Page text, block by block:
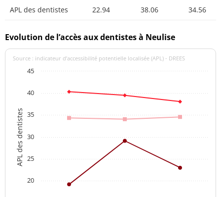
APL des dentistes 22.94 38.06 34.56
Evolution de l’accès aux dentistes à Neulise
APL des dentistes
Source : indicateur d’accessibilité potentielle localisée (APL) - DREES
20
25
30
35
40
45